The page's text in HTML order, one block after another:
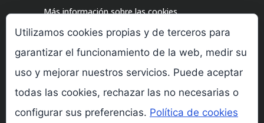
Más información sobre las cookies
Utilizamos cookies propias y de terceros para
garantizar el funcionamiento de la web, medir su
uso y mejorar nuestros servicios. Puede aceptar
todas las cookies, rechazar las no necesarias o
configurar sus preferencias. Política de cookies